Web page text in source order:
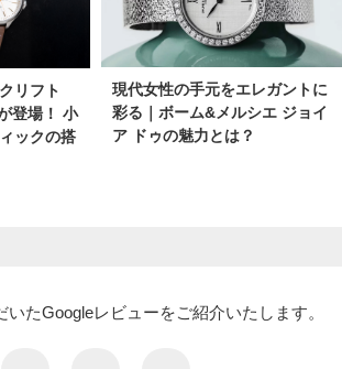
リフト
登場！ 小
ックの搭
現代女性の手元をエレガントに
彩る｜ボーム&メルシエ ジョイ
ア ドゥの魅力とは？
たGoogleレビューをご紹介いたします。